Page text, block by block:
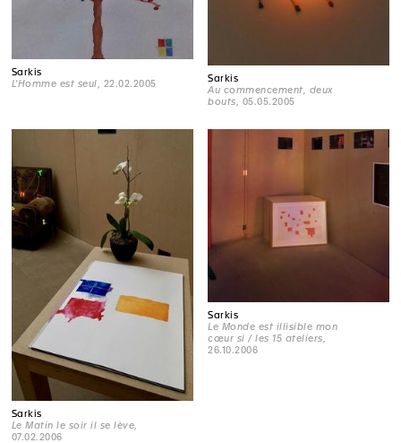
Sarkis
L'Homme est seul , 22.02.2005
Sarkis
Au commencement, deux
bouts , 05.05.2005
Sarkis
Le Matin le soir il se lève
07.02.2006
Sarkis
Le Monde est illisible mon
cœur si / les 15 ateliers
26.10.2006